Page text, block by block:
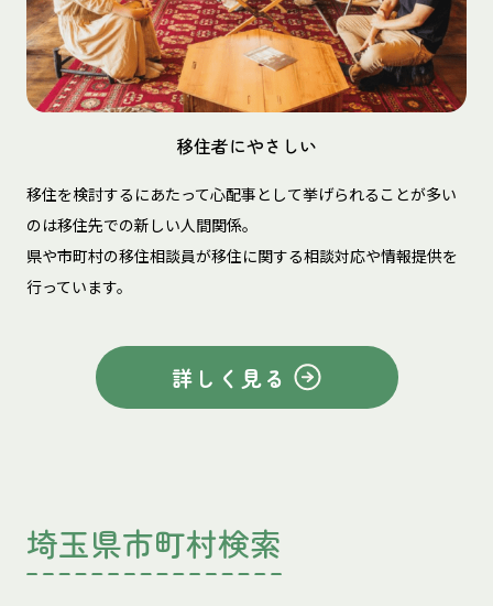
移住者にやさしい
移住を検討するにあたって心配事として挙げられることが多い
のは移住先での新しい人間関係。
県や市町村の移住相談員が移住に関する相談対応や情報提供を
行っています。
詳しく見る
埼玉県市町村検索